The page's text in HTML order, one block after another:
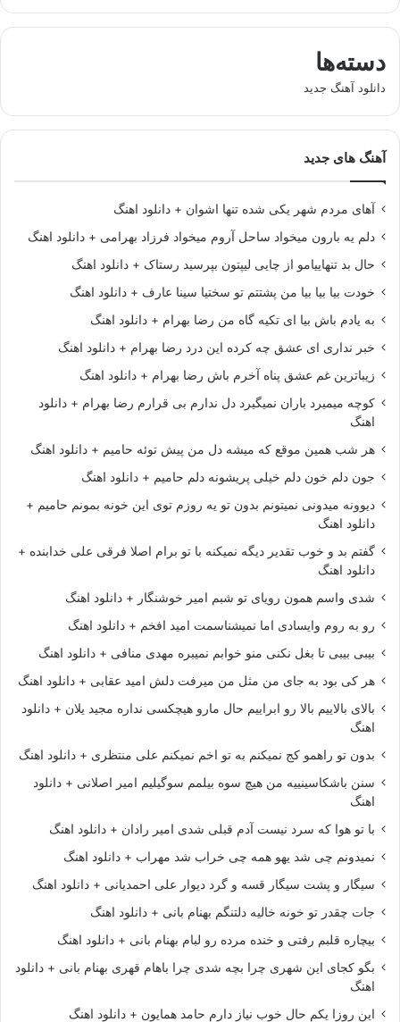
دسته‌ها
دانلود آهنگ جدید
آهنگ های جدید
آهای مردم شهر یکی شده تنها اشوان + دانلود اهنگ
دلم یه بارون میخواد ساحل آروم میخواد فرزاد بهرامی + دانلود اهنگ
حال بد تنهاییامو از چایی لیپتون بپرسید رستاک + دانلود اهنگ
خودت بیا بیا بیا من پشتتم تو سختیا سینا عارف + دانلود اهنگ
به یادم باش بیا ای تکیه گاه من رضا بهرام + دانلود اهنگ
خبر نداری ای عشق چه کرده این درد رضا بهرام + دانلود اهنگ
زیباترین غم عشق پناه آخرم باش رضا بهرام + دانلود اهنگ
کوچه میمیرد باران نمیگیرد دل ندارم بی قرارم رضا بهرام + دانلود
اهنگ
هر شب همین موقع که میشه دل من پیش توئه حامیم + دانلود اهنگ
جون دلم خون دلم خیلی پریشونه دلم حامیم + دانلود اهنگ
دیوونه میدونی نمیتونم بدون تو یه روزم توی این خونه بمونم حامیم +
دانلود اهنگ
گفتم بد و خوب تقدیر دیگه نمیکنه با تو برام اصلا فرقی علی خدابنده +
دانلود اهنگ
شدی واسم همون رویای تو شبم امیر خوشنگار + دانلود اهنگ
رو به روم وایسادی اما نمیشناسمت امید افخم + دانلود اهنگ
بیبی بیبی تا بغل نکنی منو خوابم نمیبره مهدی منافی + دانلود اهنگ
هر کی بود به جای من مثل من میرفت دلش امید عقابی + دانلود اهنگ
بالای بالاییم بالا رو ابراییم حال مارو هیچکسی نداره مجید یلان + دانلود
اهنگ
بدون تو راهمو کج نمیکنم به تو اخم نمیکنم علی منتظری + دانلود اهنگ
سنن باشکاسینییه من هیچ سوه بیلمم سوگیلیم امیر اصلانی + دانلود
اهنگ
با تو هوا که سرد نیست آدم قبلی شدی امیر رادان + دانلود اهنگ
نمیدونم چی شد یهو همه چی خراب شد مهراب + دانلود اهنگ
سیگار و پشت سیگار قسه و گرد دیوار علی احمدیانی + دانلود اهنگ
جات چقدر تو خونه خالیه دلتنگم بهنام بانی + دانلود اهنگ
بیچاره قلبم رفتی و خنده مرده رو لبام بهنام بانی + دانلود اهنگ
بگو کجای این شهری چرا بچه شدی چرا باهام قهری بهنام بانی + دانلود
اهنگ
این روزا یکم حال خوب نیاز دارم حامد همایون + دانلود اهنگ